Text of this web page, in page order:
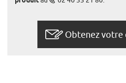
Obtenez